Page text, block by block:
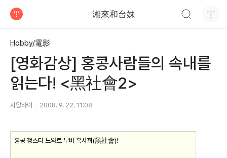
湘來和台妹
Hobby/電影
[영화감상] 홍콩사람들의 속내를
읽는다! <黑社會2>
시앙라이 2008. 9. 22. 11:08
홍콩 갱스터 느와르 무비 흑사회(黑社會)!